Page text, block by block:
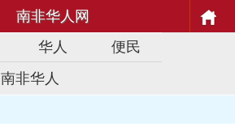
南非华人网
华人
便民
南非华人